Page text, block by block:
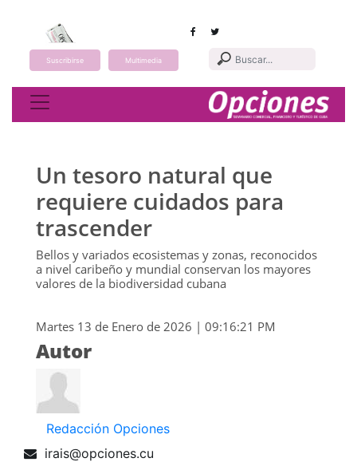
Suscribirse Multimedia
Toggle navigation
Un tesoro natural que
requiere cuidados para
trascender
Bellos y variados ecosistemas y zonas, reconocidos
a nivel caribeño y mundial conservan los mayores
valores de la biodiversidad cubana
Martes 13 de Enero de 2026 | 09:16:21 PM
Autor
Redacción Opciones
irais@opciones.cu